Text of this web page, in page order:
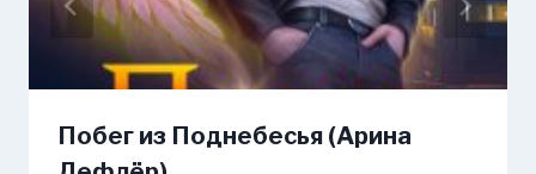
Побег из Поднебесья (Арина